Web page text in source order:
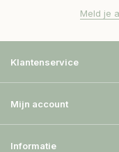
Meld je
Klantenservice
Mijn account
Informatie